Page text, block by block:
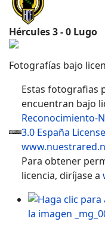
Hércules 3 - 0 Lugo
Fotografías bajo
Estas fotografias
encuentran bajo
Reconocimiento-
3.0 España License
Para obtener
licencia, diríjase a